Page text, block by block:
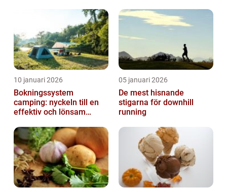
10 januari 2026
Bokningssystem
camping: nyckeln till en
effektiv och lönsam
05 januari 2026
De mest hisnande
stigarna för downhill
running